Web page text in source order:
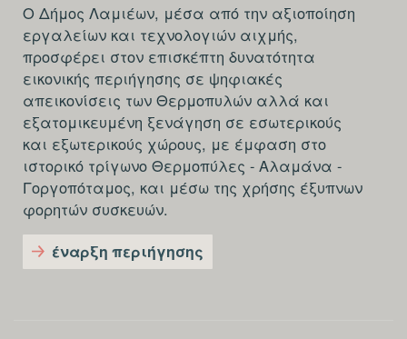
Ο Δήμος Λαμιέων, μέσα από την αξιοποίηση
εργαλείων και τεχνολογιών αιχμής,
προσφέρει στον επισκέπτη δυνατότητα
εικονικής περιήγησης σε ψηφιακές
απεικονίσεις των Θερμοπυλών αλλά και
εξατομικευμένη ξενάγηση σε εσωτερικούς
και εξωτερικούς χώρους, με έμφαση στο
ιστορικό τρίγωνο Θερμοπύλες - Αλαμάνα -
Γοργοπόταμος, και μέσω της χρήσης έξυπνων
φορητών συσκευών.
έναρξη περιήγησης